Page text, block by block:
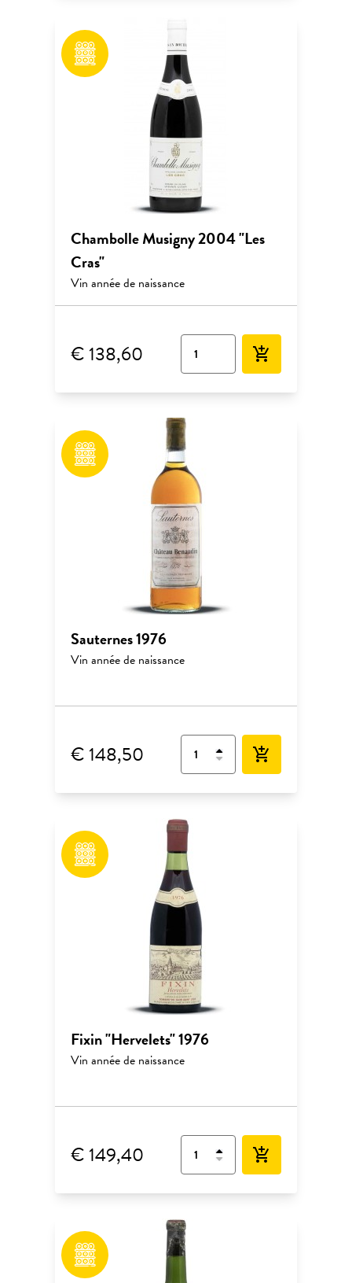
Chambolle Musigny 2004 "Les
Cras"
Vin année de naissance
€ 138,60 add_shopping_cart
Sauternes 1976
Vin année de naissance
€ 148,50 add_shopping_cart
Fixin "Hervelets" 1976
Vin année de naissance
€ 149,40 add_shopping_cart